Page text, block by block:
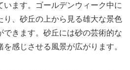
います。ゴールデンウィーク中に
り、砂丘の上から見る雄大な景色
できます。砂丘には砂の芸術的な
感じさせる風景が広がります。